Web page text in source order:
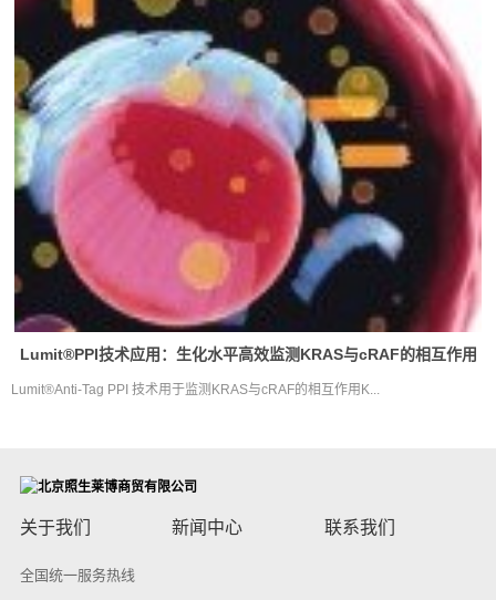
Lumit®PPI技术应用：生化水平高效监测KRAS与cRAF的相互作用
Lumit®Anti-Tag PPI 技术用于监测KRAS与cRAF的相互作用K...
关于我们 新闻中心 联系我们
全国统一服务热线